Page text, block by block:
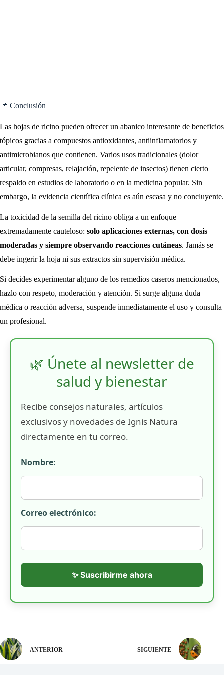
📌 Conclusión
Las hojas de ricino pueden ofrecer un abanico interesante de beneficios
tópicos gracias a compuestos antioxidantes, antiinflamatorios y
antimicrobianos que contienen. Varios usos tradicionales (dolor
articular, compresas, relajación, repelente de insectos) tienen cierto
respaldo en estudios de laboratorio o en la medicina popular. Sin
embargo, la evidencia científica clínica es aún escasa y no concluyente.
La toxicidad de la semilla del ricino obliga a un enfoque
extremadamente cauteloso: solo aplicaciones externas, con dosis
moderadas y siempre observando reacciones cutáneas. Jamás se
debe ingerir la hoja ni sus extractos sin supervisión médica.
Si decides experimentar alguno de los remedios caseros mencionados,
hazlo con respeto, moderación y atención. Si surge alguna duda
médica o reacción adversa, suspende inmediatamente el uso y consulta
un profesional.
🌿 Únete al newsletter de
salud y bienestar
Recibe consejos naturales, artículos
exclusivos y novedades de Ignis Natura
directamente en tu correo.
Nombre:
Correo electrónico:
✨ Suscribirme ahora
ANTERIOR SIGUIENTE